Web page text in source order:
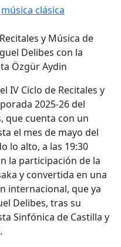
música clásica
IV Ciclo de Recitales y
2025-26 del
que cuenta con un
el mes de mayo del
lo alto, a las 19:30
la participación de la
y convertida en una
internacional, que ya
Delibes, tras su
Sinfónica de Castilla y